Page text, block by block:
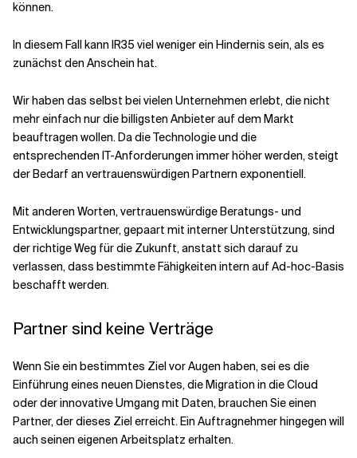
können.
In diesem Fall kann IR35 viel weniger ein Hindernis sein, als es
zunächst den Anschein hat.
Wir haben das selbst bei vielen Unternehmen erlebt, die nicht
mehr einfach nur die billigsten Anbieter auf dem Markt
beauftragen wollen. Da die Technologie und die
entsprechenden IT-Anforderungen immer höher werden, steigt
der Bedarf an vertrauenswürdigen Partnern exponentiell.
Mit anderen Worten, vertrauenswürdige Beratungs- und
Entwicklungspartner, gepaart mit interner Unterstützung, sind
der richtige Weg für die Zukunft, anstatt sich darauf zu
verlassen, dass bestimmte Fähigkeiten intern auf Ad-hoc-Basis
beschafft werden.
Partner sind keine Verträge
Wenn Sie ein bestimmtes Ziel vor Augen haben, sei es die
Einführung eines neuen Dienstes, die Migration in die Cloud
oder der innovative Umgang mit Daten, brauchen Sie einen
Partner, der dieses Ziel erreicht. Ein Auftragnehmer hingegen will
auch seinen eigenen Arbeitsplatz erhalten.